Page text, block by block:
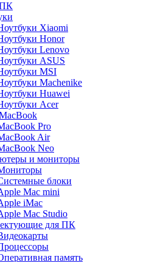
ПК
Xiaomi
Honor
Lenovo
ASUS
MSI
Machenike
Huawei
Acer
Pro
Air
Neo
и мониторы
блоки
Mac mini
iMac
Mac Studio
для ПК
память